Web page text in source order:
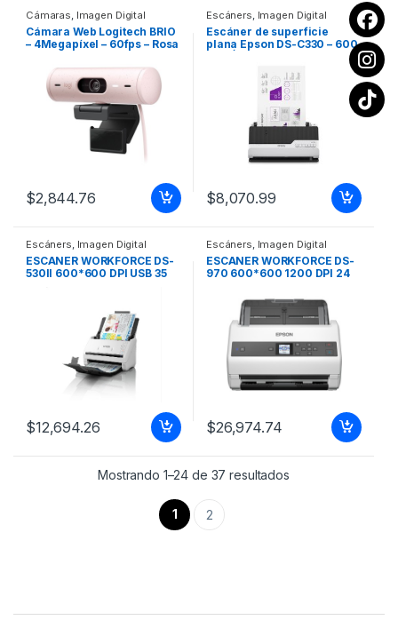
Cámaras, Imagen Digital
Cámara Web Logitech BRIO
– 4Megapíxel – 60fps – Rosa
Vídeo – Auto-foco – 90°
Ángulo – 4x Zoom Digital –
Micrófono – Portátil,
Pantalla, Monitor CAMARA
LOGITECH BRIO 500 -ROSE
$2,844.76
Escáners, Imagen Digital
Escáner de superficie
plana Epson DS-C330 – 600
ppp Óptico – 10-bit Color –
(Color) – Escaneo dúplex –
USB ESCANER WORKFORCE
DS-C330 600600 DPI USB
2.0 30PPM/60IMP
PORTATIL
$8,070.99
Escáners, Imagen Digital
ESCANER WORKFORCE DS-
530II 600*600 DPI USB 35
$12,694.26
Escáners, Imagen Digital
ESCANER WORKFORCE DS-
970 600*600 1200 DPI 24
ESCANER WORKFORCE DS-
970 600600 1200 DPI 24
BITS USB 85 PPM/170
$26,974.74
Mostrando 1–24 de 37 resultados
1 2